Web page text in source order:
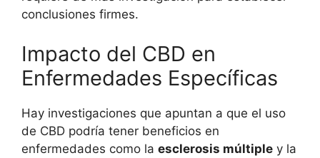
conclusiones firmes.
Impacto del CBD en
Enfermedades Específicas
Hay investigaciones que apuntan a que el uso
de CBD podría tener beneficios en
enfermedades como la esclerosis múltiple y la